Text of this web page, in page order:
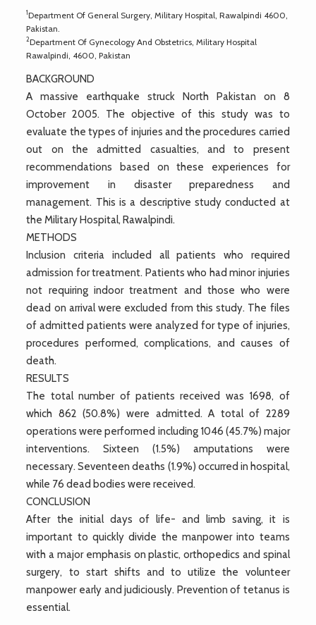
1Department Of General Surgery, Military Hospital, Rawalpindi 4600,
Pakistan.
2Department Of Gynecology And Obstetrics, Military Hospital
Rawalpindi, 4600, Pakistan
BACKGROUND
A massive earthquake struck North Pakistan on 8
October 2005. The objective of this study was to
evaluate the types of injuries and the procedures carried
out on the admitted casualties, and to present
recommendations based on these experiences for
improvement in disaster preparedness and
management. This is a descriptive study conducted at
the Military Hospital, Rawalpindi.
METHODS
Inclusion criteria included all patients who required
admission for treatment. Patients who had minor injuries
not requiring indoor treatment and those who were
dead on arrival were excluded from this study. The files
of admitted patients were analyzed for type of injuries,
procedures performed, complications, and causes of
death.
RESULTS
The total number of patients received was 1698, of
which 862 (50.8%) were admitted. A total of 2289
operations were performed including 1046 (45.7%) major
interventions. Sixteen (1.5%) amputations were
necessary. Seventeen deaths (1.9%) occurred in hospital,
while 76 dead bodies were received.
CONCLUSION
After the initial days of life- and limb saving, it is
important to quickly divide the manpower into teams
with a major emphasis on plastic, orthopedics and spinal
surgery, to start shifts and to utilize the volunteer
manpower early and judiciously. Prevention of tetanus is
essential.